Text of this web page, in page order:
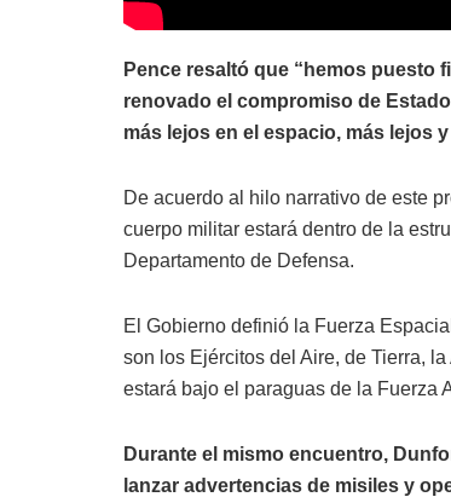
Pence resaltó que “hemos puesto
renovado el compromiso de
más lejos en el espacio, más lejos
De acuerdo al hilo narrativo de este
cuerpo militar estará dentro de la
Departamento de Defensa.
El Gobierno definió la Fuerza
son los Ejércitos del Aire, de Tierra,
estará bajo el paraguas de la Fuerza
Durante el mismo encuentro,
lanzar advertencias de misiles y